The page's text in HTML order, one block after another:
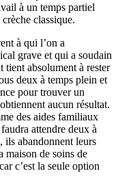
à un temps partiel
classique.
à qui l’on a
grave et qui a soudain
tient absolument à rester
deux à temps plein et
pour trouver un
aucun résultat.
des aides familiaux
attendre deux à
ils abandonnent leurs
maison de soins de
c’est la seule option